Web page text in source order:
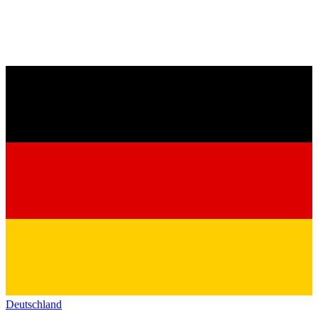
Deutschland